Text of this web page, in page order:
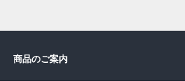
商品のご案内